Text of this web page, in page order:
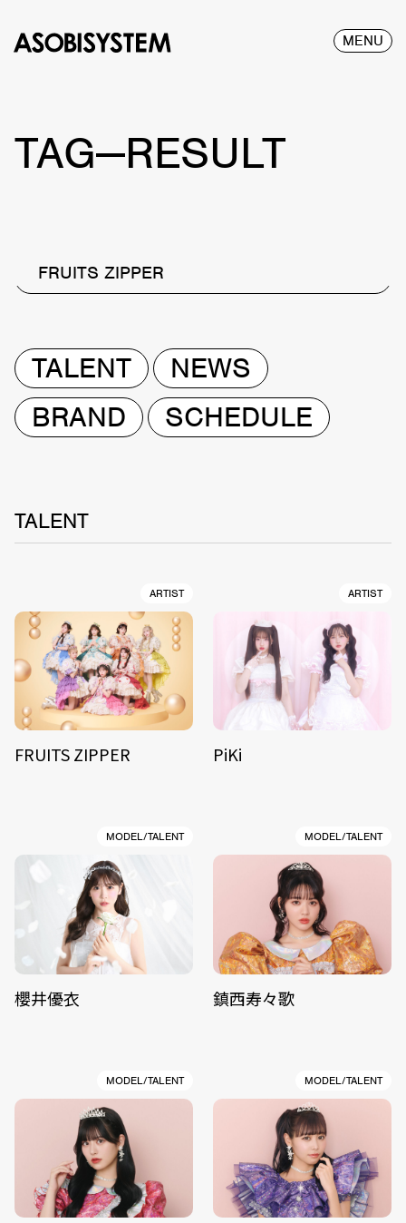
MENU
TAG—RESULT
FRUITS ZIPPER
TALENT
NEWS
BRAND
SCHEDULE
TALENT
ARTIST
FRUITS ZIPPER
ARTIST
PiKi
MODEL/TALENT
櫻井優衣
MODEL/TALENT
鎮西寿々歌
MODEL/TALENT MODEL/TALENT